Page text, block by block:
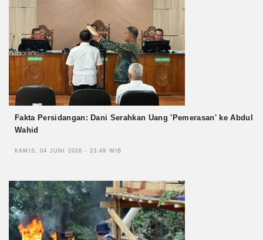
Fakta Persidangan: Dani Serahkan Uang 'Pemerasan' ke Abdul
Wahid
KAMIS, 04 JUNI 2026 - 23:49 WIB